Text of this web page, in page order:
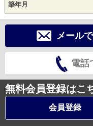
築年月
メール
電話
無料会員登録はこ
会員登録